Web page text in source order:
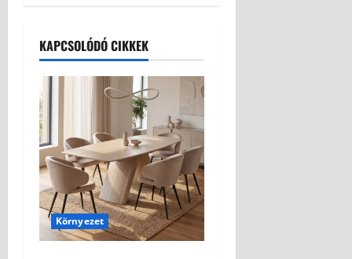
KAPCSOLÓDÓ CIKKEK
Környezet